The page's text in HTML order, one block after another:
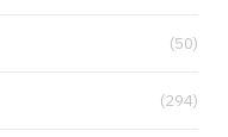
(50)
(294)